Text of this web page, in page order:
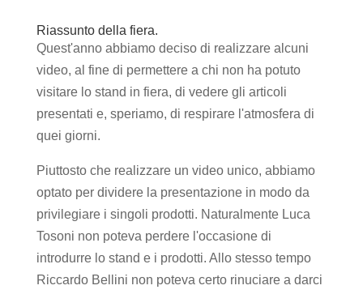
Riassunto della fiera.
Quest'anno abbiamo deciso di realizzare alcuni
video, al fine di permettere a chi non ha potuto
visitare lo stand in fiera, di vedere gli articoli
presentati e, speriamo, di respirare l'atmosfera di
quei giorni.
Piuttosto che realizzare un video unico, abbiamo
optato per dividere la presentazione in modo da
privilegiare i singoli prodotti. Naturalmente Luca
Tosoni non poteva perdere l'occasione di
introdurre lo stand e i prodotti. Allo stesso tempo
Riccardo Bellini non poteva certo rinuciare a darci